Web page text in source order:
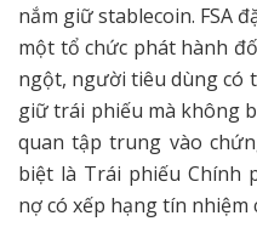
nắm giữ stablecoin. FSA
một tổ chức phát hành
ngột, người tiêu dùng có
giữ trái phiếu mà không
quan tập trung vào
biệt là Trái phiếu Chính
nợ có xếp hạng tín nhiệm